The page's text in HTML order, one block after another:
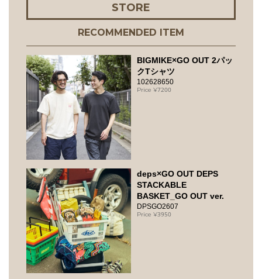
STORE
RECOMMENDED ITEM
BIGMIKE×GO OUT 2パッ
クTシャツ
102628650
7200
deps×GO OUT DEPS
STACKABLE
BASKET_GO OUT ver.
DPSGO2607
3950